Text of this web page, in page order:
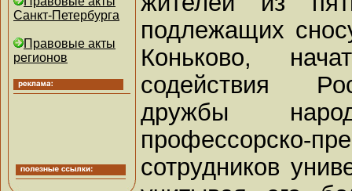
Санкт-Петербурга
Правовые акты
регионов
подлежащих
Коньково,
содействия
дружбы
профессорско-
сотрудников